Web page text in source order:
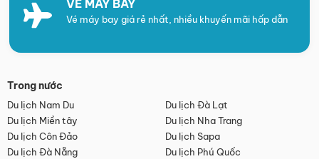
VÉ MÁY BAY
Vé máy bay giá rẻ nhất, nhiều khuyến mãi hấp dẫn
Trong nước
Du lịch Nam Du
Du lịch Đà Lạt
Du lịch Miền tây
Du lịch Nha Trang
Du lịch Côn Đảo
Du lịch Sapa
Du lịch Đà Nẵng
Du lịch Phú Quốc